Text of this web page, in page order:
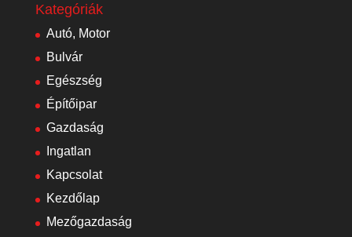
Kategóriák
Autó, Motor
Bulvár
Egészség
Építőipar
Gazdaság
Ingatlan
Kapcsolat
Kezdőlap
Mezőgazdaság